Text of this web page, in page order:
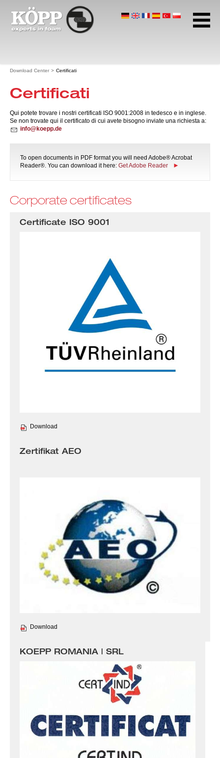
Gomma Alveolare
Polietilene Espanso
Download Center
Schede tecniche
Panoramica profili
Linee guida di costruzione
Tecnologia dei filtri
insight.
Note
Download Center Certificati
Certificati
Qui potete trovare i nostri certificati ISO 9001:2008 in tedesco e in inglese.
Se non trovate qui il certificato di cui avete bisogno inviate una richiesta a:
info@koepp.de
To open documents in PDF format you will need Adobe® Acrobat
Reader®. You can download it here: Get Adobe Reader
Corporate certificates
Certificate ISO 9001
Download
Zertifikat AEO
Download
KOEPP ROMANIA | SRL